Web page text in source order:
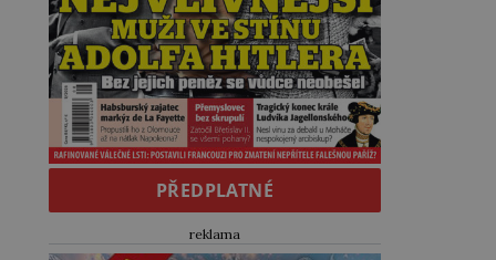
PŘEDPLATNÉ
reklama